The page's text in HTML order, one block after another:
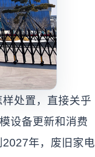
处置，直接关乎
设备更新和消费
年，废旧家电